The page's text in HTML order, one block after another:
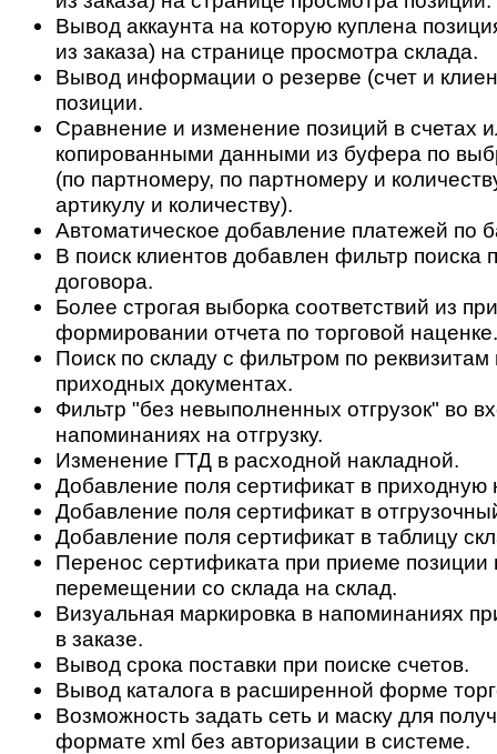
Вывод аккаунта на которую куплена
из заказа) на странице просмотра склада.
Вывод информации о резерве (счет и
позиции.
Сравнение и изменение позиций в счетах
копированными данными из буфера по
(по партномеру, по партномеру и
артикулу и количеству).
Автоматическое добавление платежей по
В поиск клиентов добавлен фильтр поиска
договора.
Более строгая выборка соответствий из
формировании отчета по торговой наценке.
Поиск по складу с фильтром по реквизитам
приходных документах.
Фильтр "без невыполненных отгрузок" во
напоминаниях на отгрузку.
Изменение ГТД в расходной накладной.
Добавление поля сертификат в приходную
Добавление поля сертификат в
Добавление поля сертификат в таблицу
Перенос сертификата при приеме позиции
перемещении со склада на склад.
Визуальная маркировка в напоминаниях
в заказе.
Вывод срока поставки при поиске счетов.
Вывод каталога в расширенной форме
Возможность задать сеть и маску для
формате xml без авторизации в системе.